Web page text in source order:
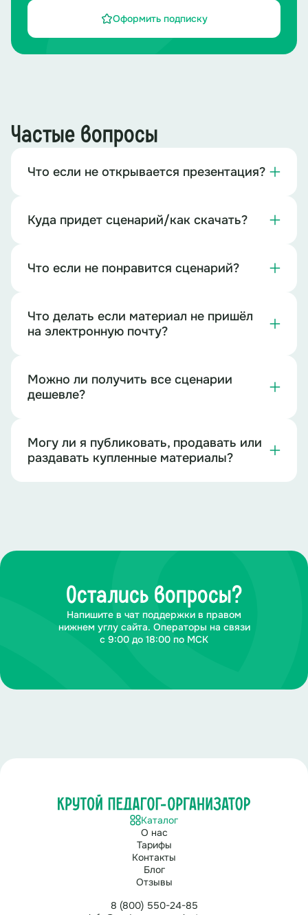
Оформить подписку
Частые вопросы
Что если не открывается презентация?
Куда придет сценарий/как скачать?
Что если не понравится сценарий?
Что делать если материал не пришёл
на электронную почту?
Можно ли получить все сценарии
дешевле?
Могу ли я публиковать, продавать или
раздавать купленные материалы?
Остались вопросы?
Напишите в чат поддержки в правом
нижнем углу сайта. Операторы на связи
с 9:00 до 18:00 по МСК
Каталог
О нас
Тарифы
Контакты
Блог
Отзывы
8 (800) 550-24-85